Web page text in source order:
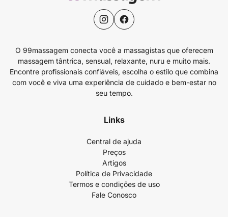
O 99massagem conecta você a massagistas que oferecem
massagem tântrica, sensual, relaxante, nuru e muito mais.
Encontre profissionais confiáveis, escolha o estilo que combina
com você e viva uma experiência de cuidado e bem-estar no
seu tempo.
Links
Central de ajuda
Preços
Artigos
Política de Privacidade
Termos e condições de uso
Fale Conosco